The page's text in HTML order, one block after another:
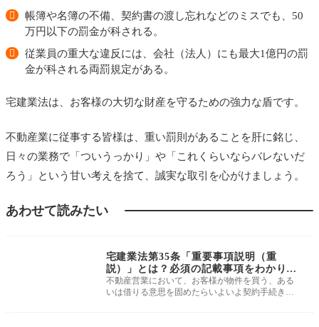
帳簿や名簿の不備、契約書の渡し忘れなどのミスでも、50
万円以下の罰金が科される。
従業員の重大な違反には、会社（法人）にも最大1億円の罰
金が科される両罰規定がある。
宅建業法は、お客様の大切な財産を守るための強力な盾です。
不動産業に従事する皆様は、重い罰則があることを肝に銘じ、
日々の業務で「ついうっかり」や「これくらいならバレないだ
ろう」という甘い考えを捨て、誠実な取引を心がけましょう。
あわせて読みたい
宅建業法第35条「重要事項説明（重
説）」とは？必須の記載事項をわかりや
すく解説
不動産営業において、お客様が物件を買う、ある
いは借りる意思を固めたらいよいよ契約手続きに